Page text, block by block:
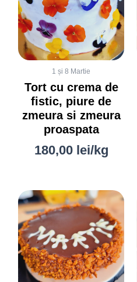
1 și 8 Martie
Tort cu crema de
fistic, piure de
zmeura si zmeura
proaspata
180,00 lei/kg